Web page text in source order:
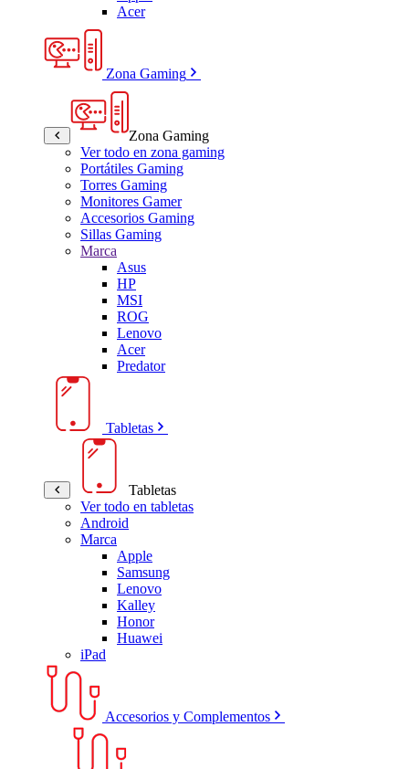
Acer
Zona Gaming
Zona Gaming
Ver todo en zona gaming
Portátiles Gaming
Torres Gaming
Monitores Gamer
Accesorios Gaming
Sillas Gaming
Marca
Asus
HP
MSI
ROG
Lenovo
Acer
Predator
Tabletas
Tabletas
Ver todo en tabletas
Android
Marca
Apple
Samsung
Lenovo
Kalley
Honor
Huawei
iPad
Accesorios y Complementos